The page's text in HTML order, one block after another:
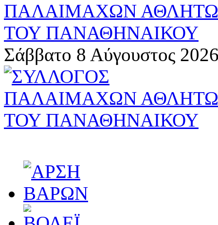
Σάββατο 8 Αύγουστος